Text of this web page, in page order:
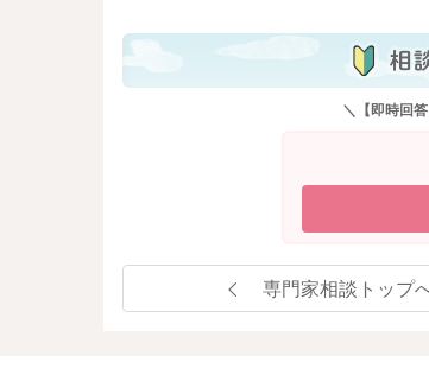
＼【即時回
専門家相談トップ